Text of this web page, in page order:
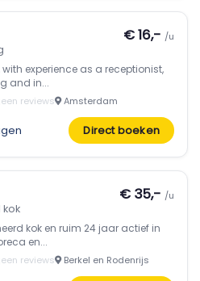
€ 16,- /u
experience as a receptionist,
and in...
reviews Amsterdam
Direct boeken
kok
€ 35,- /u
kok en ruim 24 jaar actief in
en...
reviews Berkel en Rodenrijs